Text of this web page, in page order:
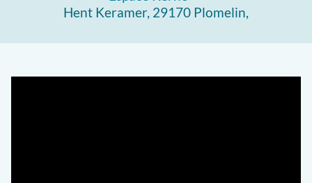
Hent Keramer, 29170 Plomelin,